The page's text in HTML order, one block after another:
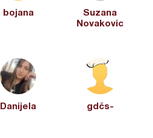
bojana
Suzana
Novakovic
Danijela gdčs-